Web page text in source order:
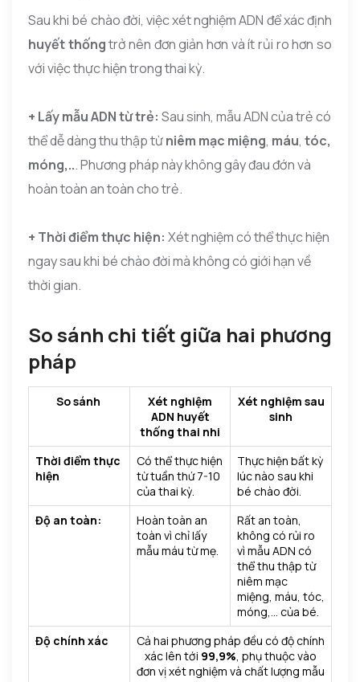
Sau khi bé chào đời, việc xét nghiệm ADN để xác định
huyết thốngtrở nên đơn giản hơn và ít rủi ro hơn so
với việc thực hiện trong thai kỳ.
+ Lấy mẫu ADN từ trẻ: Sau sinh, mẫu ADN của trẻ có
thể dễ dàng thu thập từniêm mạc miệng, máu, tóc,
móng,... Phương pháp này không gây đau đớn và
hoàn toàn an toàn cho trẻ.
+ Thời điểm thực hiện: Xét nghiệm có thể thực hiện
ngay sau khi bé chào đời mà không có giới hạn về
thời gian.
So sánh chi tiết giữa hai phương
pháp
So sánh
Xét nghiệm
ADN huyết
thống thai nhi
Xét nghiệm sau
sinh
Thời điểm thực
hiện
Có thể thực hiện
từ tuần thứ 7-10
của thai kỳ.
Thực hiện bất kỳ
lúc nào sau khi
bé chào đời.
Độ an toàn:
Hoàn toàn an
toàn vì chỉ lấy
mẫu máu từ mẹ.
Rất an toàn,
không có rủi ro
vì mẫu ADN có
thể thu thập từ
niêm mạc
miệng, máu, tóc,
móng,… của bé.
Độ chính xác
Cả hai phương pháp đều có độ chính
xác lên tới 99,9%, phụ thuộc vào
đơn vị xét nghiệm và chất lượng mẫu